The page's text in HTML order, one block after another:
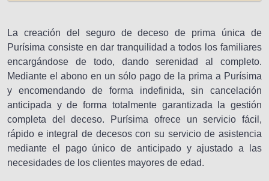
La creación del seguro de deceso de prima única de
Purísima consiste en dar tranquilidad a todos los familiares
encargándose de todo, dando serenidad al completo.
Mediante el abono en un sólo pago de la prima a Purísima
y encomendando de forma indefinida, sin cancelación
anticipada y de forma totalmente garantizada la gestión
completa del deceso. Purísima ofrece un servicio fácil,
rápido e integral de decesos con su servicio de asistencia
mediante el pago único de anticipado y ajustado a las
necesidades de los clientes mayores de edad.